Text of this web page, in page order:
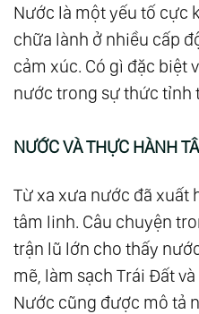
Nước là một yếu tố cực
chữa lành ở nhiều cấp
cảm xúc. Có gì đặc biệt
nước trong sự thức tỉnh
NƯỚC VÀ THỰC HÀNH
Từ xa xưa nước đã xuất
tâm linh. Câu chuyện
trận lũ lớn cho thấy
mẽ, làm sạch Trái Đất
Nước cũng được mô tả